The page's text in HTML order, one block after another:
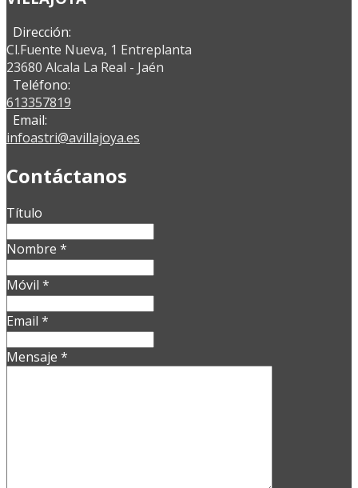
Dirección:
Cl.Fuente Nueva, 1 Entreplanta
23680 Alcala La Real - Jaén
Teléfono:
613357819
Email:
infoastri@avillajoya.es
Contáctanos
Título
Nombre *
Móvil *
Email *
Mensaje *